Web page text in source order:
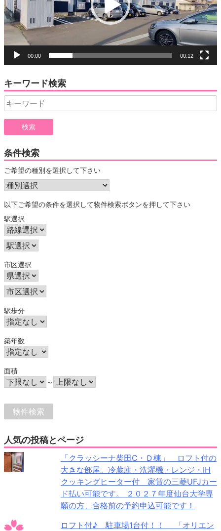
ヤ
ー
00:00 00:12
キーワード検索
Search
for:
条件検索
ご希望の種別を選択して下さい
以下ご希望の条件を選択して物件検索ボタンを押して下さい
駅選択
市区選択
駅歩分
築年数
面積
～
人気の投稿とページ
「クラッシーナ柴田C・Ｄ棟」 ロフト付の
大きな部屋。冷蔵庫・洗濯機・レンジ・IH
クッキングヒーター付 家賃の三菱UFJカー
ド払い可能です。 ２０２７年度仙台大学専
願の方、合格前の予約申込可能です！
ロフト付♪ 駐車場1台付！！ 「オリエン